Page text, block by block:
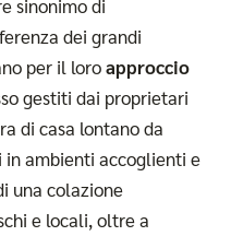
sinonimo di
dei grandi
per il loroapproccio
gestiti dai proprietari
di casa lontano da
ambienti accoglienti e
una colazione
e locali, oltre a